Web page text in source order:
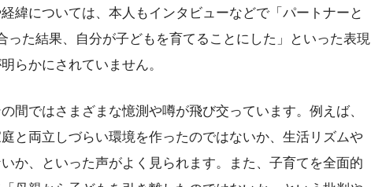
緯については、本人もインタビューなどで「パートナーと
った結果、自分が子どもを育てることにした」といった表現
らかにされていません。
間ではさまざまな憶測や噂が飛び交っています。例えば、
と両立しづらい環境を作ったのではないか、生活リズムや
か、といった声がよく見られます。また、子育てを全面的